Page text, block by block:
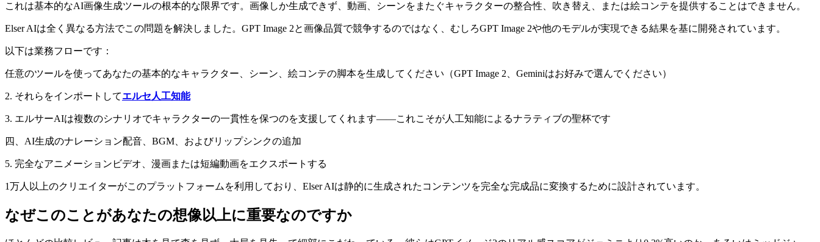
これは基本的なAI画像生成ツールの根本的な限界です。画像しか生成できず、動画、シーンをまたぐキャラクターの整合性、吹き替え、または絵コンテを提供することはできません。
Elser AIは全く異なる方法でこの問題を解決しました。GPT Image 2と画像品質で競争するのではなく、むしろGPT Image 2や他のモデルが実現できる結果を基に開発されています。
以下は業務フローです：
任意のツールを使ってあなたの基本的なキャラクター、シーン、絵コンテの脚本を生成してください（GPT Image 2、Geminiはお好みで選んでください）
2. それらをインポートしてエルセ人工知能
3. エルサーAIは複数のシナリオでキャラクターの一貫性を保つのを支援してくれます——これこそが人工知能によるナラティブの聖杯です
四、AI生成のナレーション配音、BGM、およびリップシンクの追加
5. 完全なアニメーションビデオ、漫画または短編動画をエクスポートする
1万人以上のクリエイターがこのプラットフォームを利用しており、Elser AIは静的に生成されたコンテンツを完全な完成品に変換するために設計されています。
なぜこのことがあなたの想像以上に重要なのですか